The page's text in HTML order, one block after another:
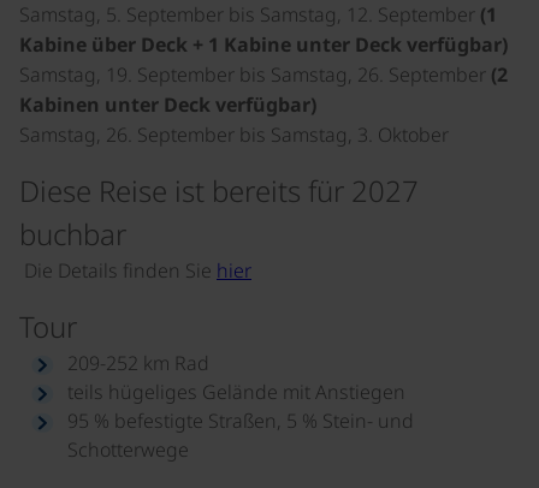
Samstag, 5. September bis Samstag, 12. September (1
Kabine über Deck + 1 Kabine unter Deck verfügbar)
Samstag, 19. September bis Samstag, 26. September (2
Kabinen unter Deck verfügbar)
Samstag, 26. September bis Samstag, 3. Oktober
Diese Reise ist bereits für 2027
buchbar
Die Details finden Sie hier
Tour
209-252 km Rad
teils hügeliges Gelände mit Anstiegen
95 % befestigte Straßen, 5 % Stein- und
Schotterwege